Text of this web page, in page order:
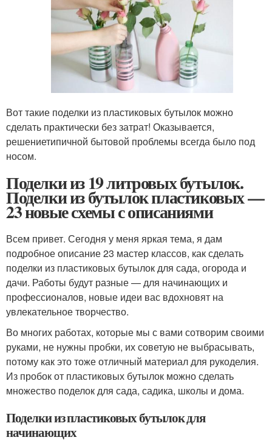
Вот такие поделки из пластиковых бутылок можно
сделать практически без затрат! Оказывается,
решениетипичной бытовой проблемы всегда было под
носом.
Поделки из 19 литровых бутылок.
Поделки из бутылок пластиковых —
23 новые схемы с описаниями
Всем привет. Сегодня у меня яркая тема, я дам
подробное описание 23 мастер классов, как сделать
поделки из пластиковых бутылок для сада, огорода и
дачи. Работы будут разные — для начинающих и
профессионалов, новые идеи вас вдохновят на
увлекательное творчество.
Во многих работах, которые мы с вами сотворим своими
руками, не нужны пробки, их советую не выбрасывать,
потому как это тоже отличный материал для рукоделия.
Из пробок от пластиковых бутылок можно сделать
множество поделок для сада, садика, школы и дома.
Поделки из пластиковых бутылок для
начинающих